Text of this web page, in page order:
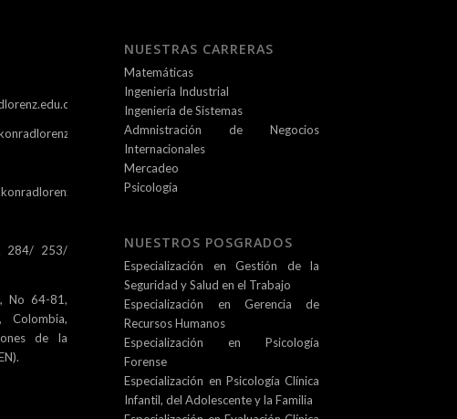
284/ 253/
No 64-81,
de la
NUESTRAS CARRERAS
Matemáticas
Ingeniería Industrial
Ingeniería de Sistemas
Admnistración de Negocios
Internacionales
Mercadeo
Psicología
NUESTROS POSGRADOS
Especialización en Gestión de la
Seguridad y Salud en el Trabajo
Especialización en Gerencia de
Recursos Humanos
Especialización en Psicología
Forense
Especialización en Psicología Clínica
Infantil, del Adolescente y la Familia